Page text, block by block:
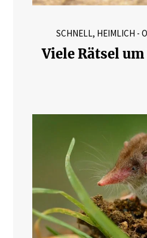
SCHNELL, HEIMLICH -
Viele Rätsel